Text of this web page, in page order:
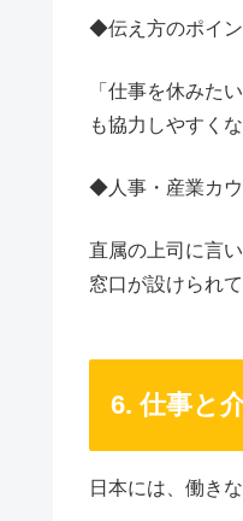
◆伝え方のポイン
「仕事を休みた
も協力しやすくな
◆人事・産業カ
直属の上司に言
窓口が設けられ
6. 仕事と
日本には、働き